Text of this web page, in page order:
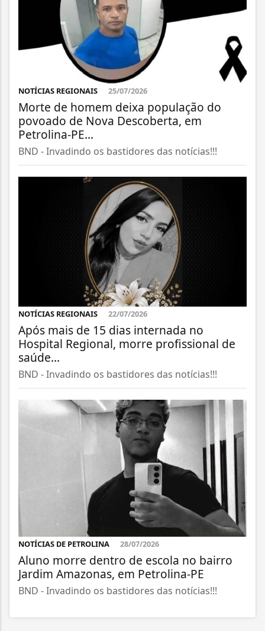
NOTÍCIAS REGIONAIS 25/07/2026
Morte de homem deixa população do
povoado de Nova Descoberta, em
Petrolina-PE...
BND - Invadindo os bastidores das notícias!!!
NOTÍCIAS REGIONAIS 22/07/2026
Após mais de 15 dias internada no
Hospital Regional, morre profissional de
saúde...
BND - Invadindo os bastidores das notícias!!!
NOTÍCIAS DE PETROLINA 28/07/2026
Aluno morre dentro de escola no bairro
Jardim Amazonas, em Petrolina-PE
BND - Invadindo os bastidores das notícias!!!